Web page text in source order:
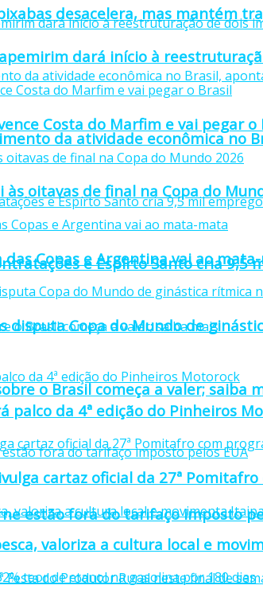
desacelera, mas mantém
da atividade econômica no
e Espírto Santo cria 9,5
o Brasil começa a valer; saiba
estão fora do tarifaço imposto
dará início à
Costa do Marfim e vai pegar o
às oitavas de final na Copa do
Copas e Argentina vai ao
disputa Copa do Mundo de
palco da 4ª edição do Pinheiros
cartaz oficial da 27ª
valoriza a cultura local e